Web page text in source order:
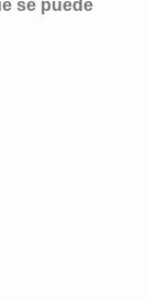
se puede